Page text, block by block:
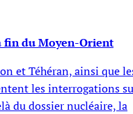
fin du Moyen-Orient
et Téhéran, ainsi que
les interrogations
du dossier nucléaire, la